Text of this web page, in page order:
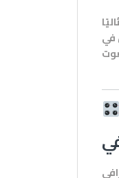
قنوات خيارًا مثاليًا
في